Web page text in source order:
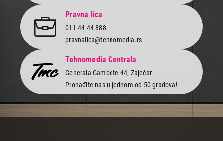
Pravna lica
011 44 44 888
pravnalica@tehnomedia.rs
Tehnomedia Centrala
Generala Gambete 44, Zaječar
Pronađite nas u jednom od 50 gradova!